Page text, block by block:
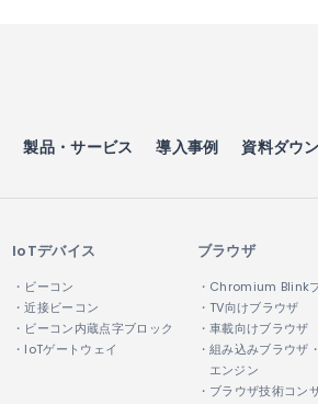
製品・サービス 導入事例 資料ダウ
IoTデバイス
・ビーコン
・近接ビーコン
・ビーコン内蔵点字ブロック
・IoTゲートウェイ
ブラウザ
・Chromium Blink
・TV向けブラウザ
・車載向けブラウザ
・組み込みブラウザ
エンジン
・ブラウザ技術コン